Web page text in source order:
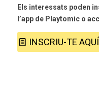
Els interessats poden
l’app de Playtomico
INSCRIU-TE